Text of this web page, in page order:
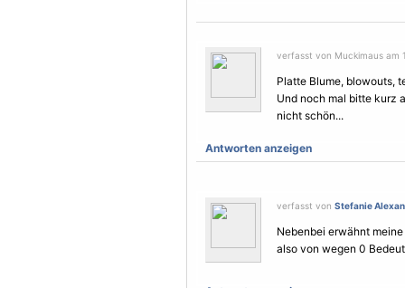
verfasst von Muckimaus am
Platte Blume, blowouts,
Und noch mal bitte kurz
nicht schön...
Antworten anzeigen
verfasst von Stefanie
Nebenbei erwähnt
also von wegen 0